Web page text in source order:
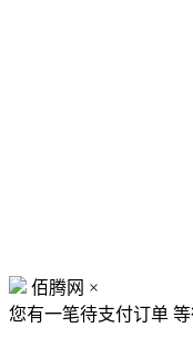
佰腾网 ×
您有一笔待支付订单